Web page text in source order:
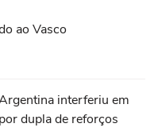
ao Vasco
interferiu em
dupla de reforços